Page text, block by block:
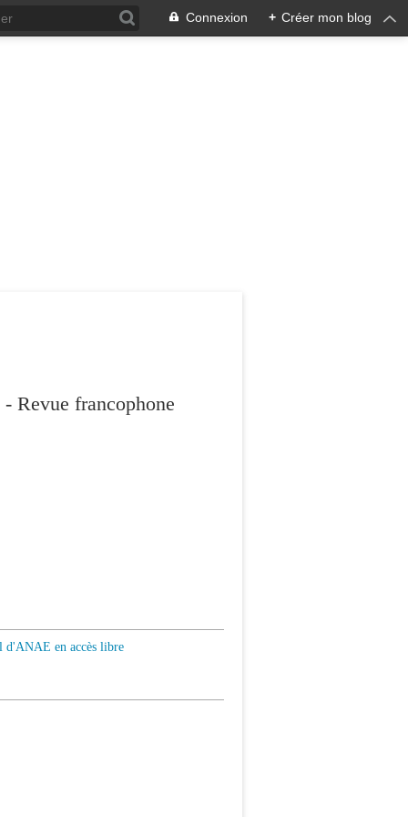
Connexion + Créer mon blog
Revue francophone
en accès libre